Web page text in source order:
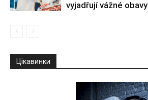
vyjadřují vážné obavy
Цікавинки